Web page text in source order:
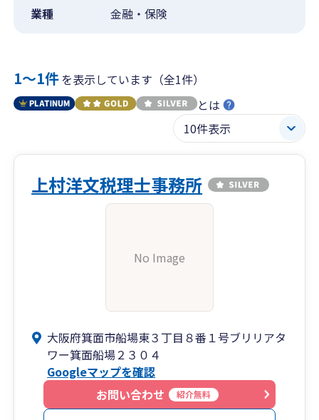
業種
金融・保険
1〜1件を表示しています（全1件）
とは
上村洋文税理士事務所
No Image
大阪府箕面市船場東３丁目８番１号ブリリアタ
ワー箕面船場２３０４
Googleマップを確認
お問い合わせ
紹介無料